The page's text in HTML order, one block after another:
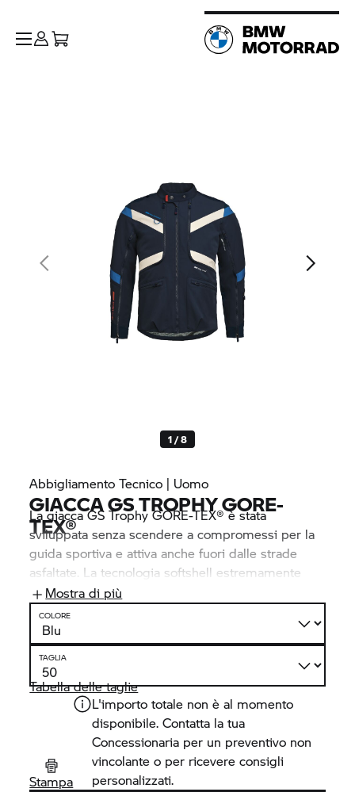
1 / 8
Abbigliamento Tecnico | Uomo
GIACCAGS TROPHYGORE-
TEX®
La giaccaGS TrophyGORE-TEX® è stata
sviluppata senza scendere a compromessi per la
guida sportiva e attiva anche fuori dalle strade
asfaltate. La tecnologia softshell estremamente
leggera, robusta ed elastica con ventilazione
innovativa e il rivestimento in GORE-TEX® Outsert
è adatta a temperature da calde a molto calde.
Inoltre, dopo una gita, la giacca Outsert può essere
indossata come giacca outdoor.
Mostra di più
COLORE
TAGLIA
Tabella delle taglie
Stampa
L'importo totale non è al momento
disponibile. Contatta la tua
Concessionaria per un preventivo non
vincolante o per ricevere consigli
personalizzati.